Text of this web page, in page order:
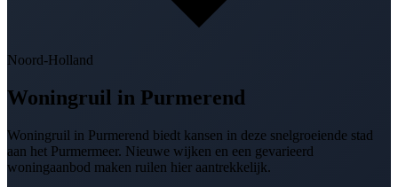
Noord-Holland
Woningruil in Purmerend
Woningruil in Purmerend biedt kansen in deze snelgroeiende stad
aan het Purmermeer. Nieuwe wijken en een gevarieerd
woningaanbod maken ruilen hier aantrekkelijk.